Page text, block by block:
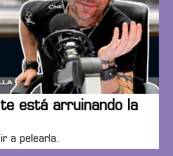
está arruinando la
a pelearla.